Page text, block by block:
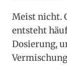
Meist nicht.
entsteht
Dosierung,